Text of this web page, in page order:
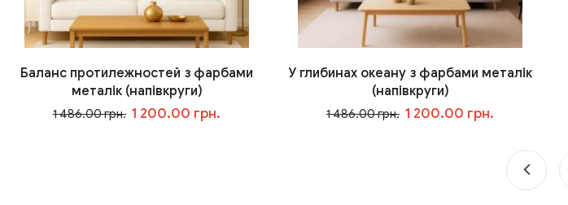
Баланс протилежностей з фарбами
металік (напівкруги)
1 486.00 грн. 1 200.00 грн.
У глибинах океану з фарбами металік
(напівкруги)
1 486.00 грн. 1 200.00 грн.